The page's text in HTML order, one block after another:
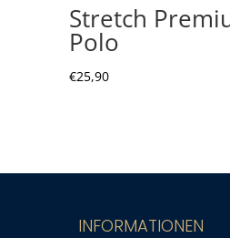
Stretch
Polo
€25,90
INFORMATIONEN